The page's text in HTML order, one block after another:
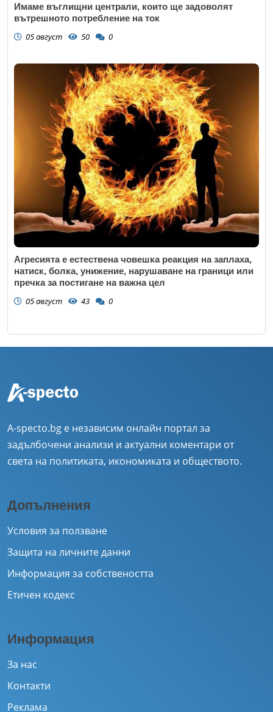
Имаме въглищни централи, които ще задоволят
вътрешното потребление на ток
05 август 50 0
Агресията е естествена човешка реакция на заплаха,
натиск, болка, унижение, нарушаване на граници или
пречка за постигане на важна цел
05 август 43 0
A-specto.bg е независим онлайн портал за
задълбочени анализи и актуални коментари от
света на политиката, икономиката и обществото.
Допълнения
Условия за ползване
Защита на личните данни
Информация за собствеността
Етичен кодекс
Информация
За нас
Контакти
Реклама